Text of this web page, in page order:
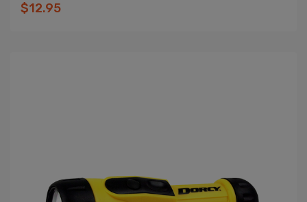
$12.95